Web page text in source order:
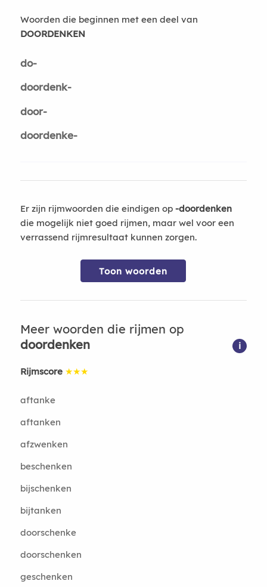
Woorden die beginnen met een deel van
DOORDENKEN
do-
doordenk-
door-
doordenke-
Er zijn rijmwoorden die eindigen op -doordenken
die mogelijk niet goed rijmen, maar wel voor een
verrassend rijmresultaat kunnen zorgen.
Toon woorden
Meer woorden die rijmen op
doordenken
i
Rijmscore ★★★
aftanke
aftanken
afzwenken
beschenken
bijschenken
bijtanken
doorschenke
doorschenken
geschenken